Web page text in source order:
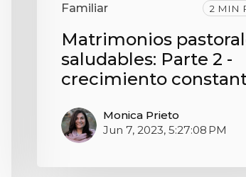
Familiar 2 MIN
Matrimonios
saludables: Parte 2 -
crecimiento
Monica Prieto
Jun 7, 2023, 5:27:08 PM